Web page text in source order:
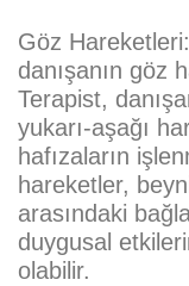
Göz Hareketleri:
danışanın göz
Terapist,
yukarı-aşağı
hafızaların
hareketler,
arasındaki
duygusal
olabilir.